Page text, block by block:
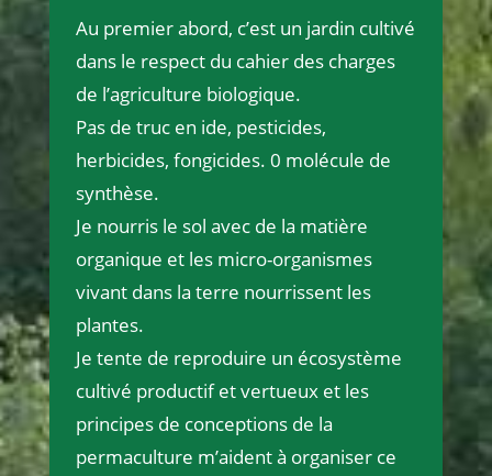
Au premier abord, c’est un jardin cultivé
dans le respect du cahier des charges
de l’agriculture biologique.
Pas de truc en ide, pesticides,
herbicides, fongicides. 0 molécule de
synthèse.
Je nourris le sol avec de la matière
organique et les micro-organismes
vivant dans la terre nourrissent les
plantes.
Je tente de reproduire un écosystème
cultivé productif et vertueux et les
principes de conceptions de la
permaculture m’aident à organiser ce